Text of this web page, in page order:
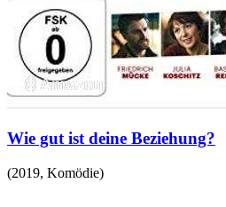
Wie gut ist deine Beziehung?
(2019, Komödie)